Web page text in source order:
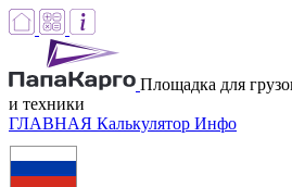
Площадка для
и техники
ГЛАВНАЯ Калькулятор Инфо